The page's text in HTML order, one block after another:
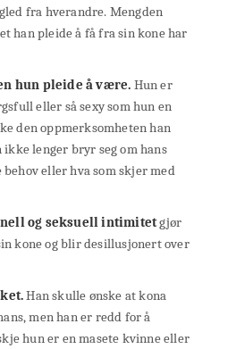
fra hverandre. Mengden
han pleide å få fra sin kone har
hun pleide å være. Hun er
eller så sexy som hun en
den oppmerksomheten han
lenger bryr seg om hans
behov eller hva som skjer med
og seksuell intimitetgjør
kone og blir desillusjonert over
Han skulle ønske at kona
men han er redd for å
hun er en masete kvinne eller